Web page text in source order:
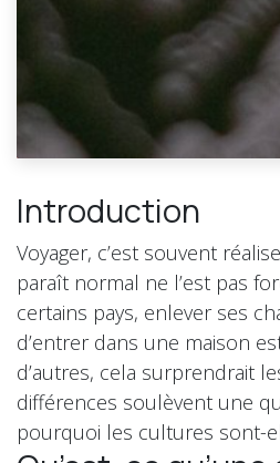
Introduction
Voyager, c’est souvent
paraît normal ne l’est pas
certains pays, enlever ses
d’entrer dans une maison
d’autres, cela surprendrait
différences soulèvent une
pourquoi les cultures sont-